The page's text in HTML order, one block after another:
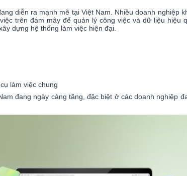
diễn ra mạnh mẽ tại Việt Nam. Nhiều doanh nghiệp
trên đám mây để quản lý công việc và dữ liệu hiệu
dựng hệ thống làm việc hiện đại.
làm việc chung
đang ngày càng tăng, đặc biệt ở các doanh nghiệp